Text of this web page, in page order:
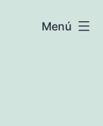
Menú